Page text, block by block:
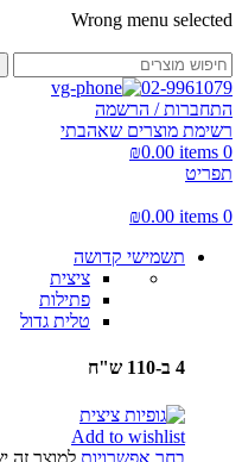
Wrong menu selected
02-9961079
התחברות / הרשמה
רשימת מוצרים שאהבתי
0
items
₪0.00
תפריט
0
items
₪0.00
תשמישי קדושה
ציצית
פתילות
טלית גדול
4 ב-110 ש"ח
Add to wishlist
בחר אפשרויות למוצר זה